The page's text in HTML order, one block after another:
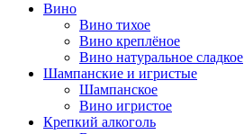
Вино
Вино тихое
Вино креплёное
Вино натуральное сладкое
Шампанские и игристые
Шампанское
Вино игристое
Крепкий алкоголь